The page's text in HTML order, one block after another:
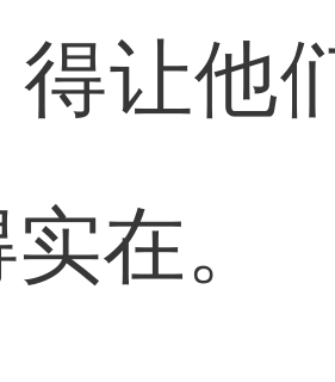
得让他
在。